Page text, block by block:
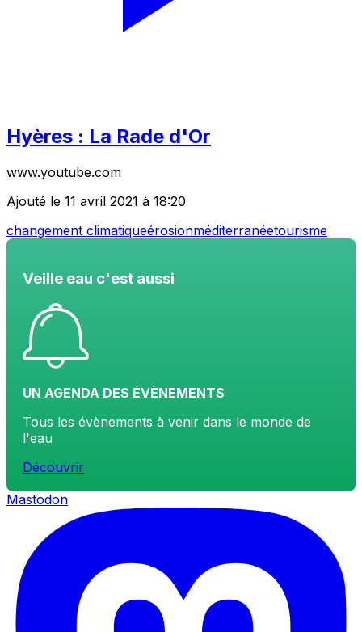
Hyères : La Rade d'Or
www.youtube.com
Ajouté le 11 avril 2021 à 18:20
changement climatiqueérosionméditerranéetourisme
Veille eau c'est aussi
UN AGENDA DES ÉVÈNEMENTS
Tous les évènements à venir dans le monde de
l'eau
Découvrir
Mastodon